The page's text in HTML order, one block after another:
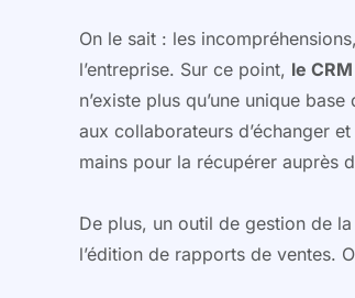
On le sait : les
l’entreprise. Sur ce point, le
n’existe plus qu’une unique
aux collaborateurs d’échanger
mains pour la récupérer auprès
De plus, un outil de gestion de
l’édition de rapports de ventes.